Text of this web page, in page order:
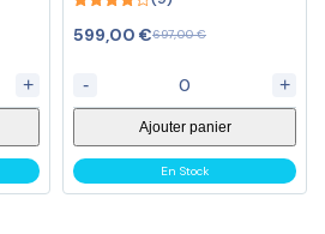
+
out of 5
697,00€
599,00 €
- +
Ajouter panier
En Stock